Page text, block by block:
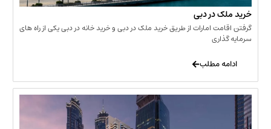
در دبی
امارات از طریق خرید ملک در دبی و خرید خانه در دبی یکی از راه های